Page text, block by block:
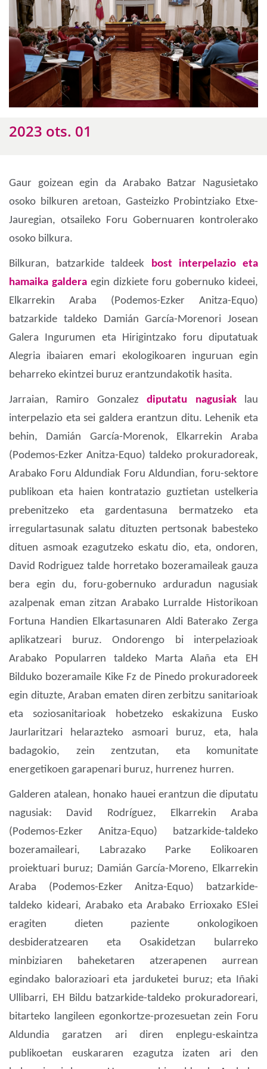
2023 ots. 01
Gaur goizean egin da Arabako Batzar Nagusietako
osoko bilkuren aretoan, Gasteizko Probintziako Etxe-
Jauregian, otsaileko Foru Gobernuaren kontrolerako
osoko bilkura.
Bilkuran, batzarkide taldeek bost interpelazio eta
hamaika galdera egin dizkiete foru gobernuko kideei,
Elkarrekin Araba (Podemos-Ezker Anitza-Equo)
batzarkide taldeko Damián García-Morenori Josean
Galera Ingurumen eta Hirigintzako foru diputatuak
Alegria ibaiaren emari ekologikoaren inguruan egin
beharreko ekintzei buruz erantzundakotik hasita.
Jarraian, Ramiro Gonzalezdiputatu nagusiaklau
interpelazio eta sei galdera erantzun ditu. Lehenik eta
behin, Damián García-Morenok, Elkarrekin Araba
(Podemos-Ezker Anitza-Equo) taldeko prokuradoreak,
Arabako Foru Aldundiak Foru Aldundian, foru-sektore
publikoan eta haien kontratazio guztietan ustelkeria
prebenitzeko eta gardentasuna bermatzeko eta
irregulartasunak salatu dituzten pertsonak babesteko
dituen asmoak ezagutzeko eskatu dio, eta, ondoren,
David Rodriguez talde horretako bozeramaileak gauza
bera egin du, foru-gobernuko arduradun nagusiak
azalpenak eman zitzan Arabako Lurralde Historikoan
Fortuna Handien Elkartasunaren Aldi Baterako Zerga
aplikatzeari buruz. Ondorengo bi interpelazioak
Arabako Popularren taldeko Marta Alaña eta EH
Bilduko bozeramaile Kike Fz de Pinedo prokuradoreek
egin dituzte, Araban ematen diren zerbitzu sanitarioak
eta soziosanitarioak hobetzeko eskakizuna Eusko
Jaurlaritzari helarazteko asmoari buruz, eta, hala
badagokio, zein zentzutan, eta komunitate
energetikoen garapenari buruz, hurrenez hurren.
Galderen atalean, honako hauei erantzun die diputatu
nagusiak: David Rodríguez, Elkarrekin Araba
(Podemos-Ezker Anitza-Equo) batzarkide-taldeko
bozeramaileari, Labrazako Parke Eolikoaren
proiektuari buruz; Damián García-Moreno, Elkarrekin
Araba (Podemos-Ezker Anitza-Equo) batzarkide-
taldeko kideari, Arabako eta Arabako Errioxako ESIei
eragiten dieten paziente onkologikoen
desbideratzearen eta Osakidetzan bularreko
minbiziaren baheketaren atzerapenen aurrean
egindako balorazioari eta jarduketei buruz; eta Iñaki
Ullibarri, EH Bildu batzarkide-taldeko prokuradoreari,
bitarteko langileen egonkortze-prozesuetan zein Foru
Aldundia garatzen ari diren enplegu-eskaintza
publikoetan euskararen ezagutza izaten ari den